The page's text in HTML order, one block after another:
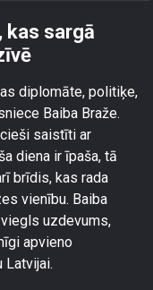
kas sargā
diplomāte, politiķe,
Baiba Braže.
saistīti ar
diena ir īpaša, tā
brīdis, kas rada
vienību. Baiba
uzdevums,
apvieno
Latvijai.